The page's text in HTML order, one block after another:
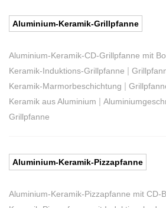
Aluminium-Keramik-Grillpfanne
Aluminium-Keramik-CD-Grillpfanne mit
Keramik-Induktions-Grillpfanne |
Keramik-Marmorbeschichtung |
Keramik aus Aluminium |
Grillpfanne
Aluminium-Keramik-Pizzapfanne
Aluminium-Keramik-Pizzapfanne mit CD-